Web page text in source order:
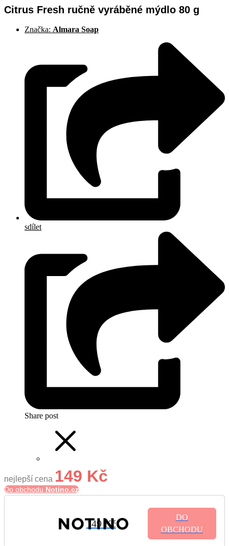
Citrus Fresh ručně vyráběné mýdlo 80 g
Značka: Almara Soap
sdílet
Share post
nejlepší cena 149 Kč
Do obchodu Notino.cz
149 Kč
DO
OBCHODU